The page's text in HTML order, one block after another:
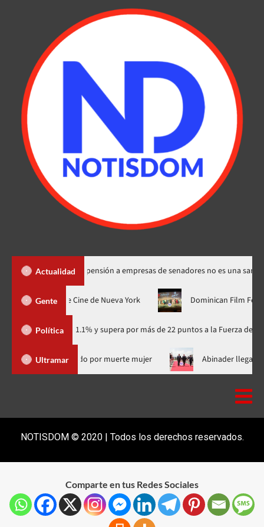
Actualidad
dice suspensión a empresas de senadores no es una sanción
Gente
mundial en el Festival de Cine de Nueva York
Política
con 41.1% y supera por más de 22 puntos a la Fuerza del Pueblo
Ultramar
de RD supuesto médico investigado por muerte mujer
NOTISDOM © 2020 | Todos los derechos reservados.
Comparte en tus Redes Sociales